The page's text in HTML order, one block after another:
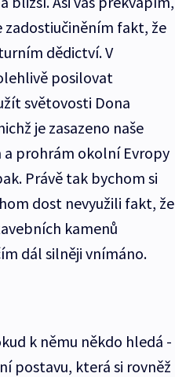
fakt, že
dědictví. V
posilovat
světovosti Dona
je zasazeno naše
prohrám okolní Evropy
Právě tak bychom si
dost nevyužili fakt, že
kamenů
dál silněji vnímáno.
k němu někdo hledá -
postavu, která si rovněž